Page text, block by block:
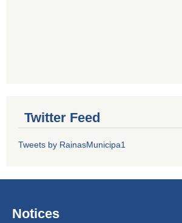
Twitter Feed
Tweets by RainasMunicipa1
Notices